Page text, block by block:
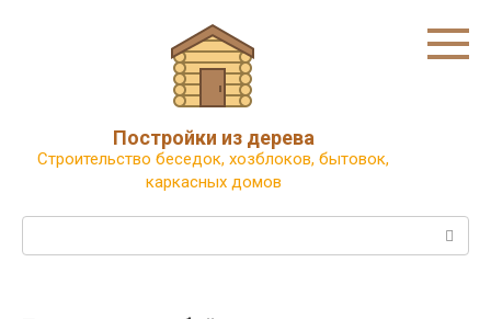
Постройки из дерева
Строительство беседок, хозблоков, бытовок,
каркасных домов